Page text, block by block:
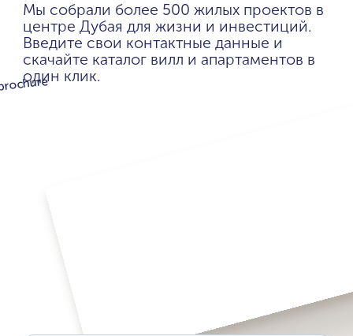
Мы собрали более 500 жилых проектов в
центре Дубая для жизни и инвестиций.
Введите свои контактные данные и
скачайте каталог вилл и апартаментов в
один клик.